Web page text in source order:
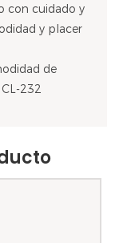
con cuidado y
y placer
de
232